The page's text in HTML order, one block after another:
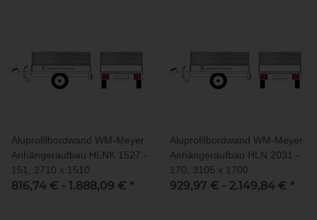
Aluprofilbordwand WM-Meyer
Anhängeraufbau HLNK 1527 -
151, 2710 x 1510
816,74 € - 1.888,09 € *
Aluprofilbordwand WM-Meyer
Anhängeraufbau HLN 2031 -
170, 3105 x 1700
929,97 € - 2.149,84 € *